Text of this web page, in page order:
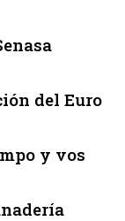
del Euro
y vos